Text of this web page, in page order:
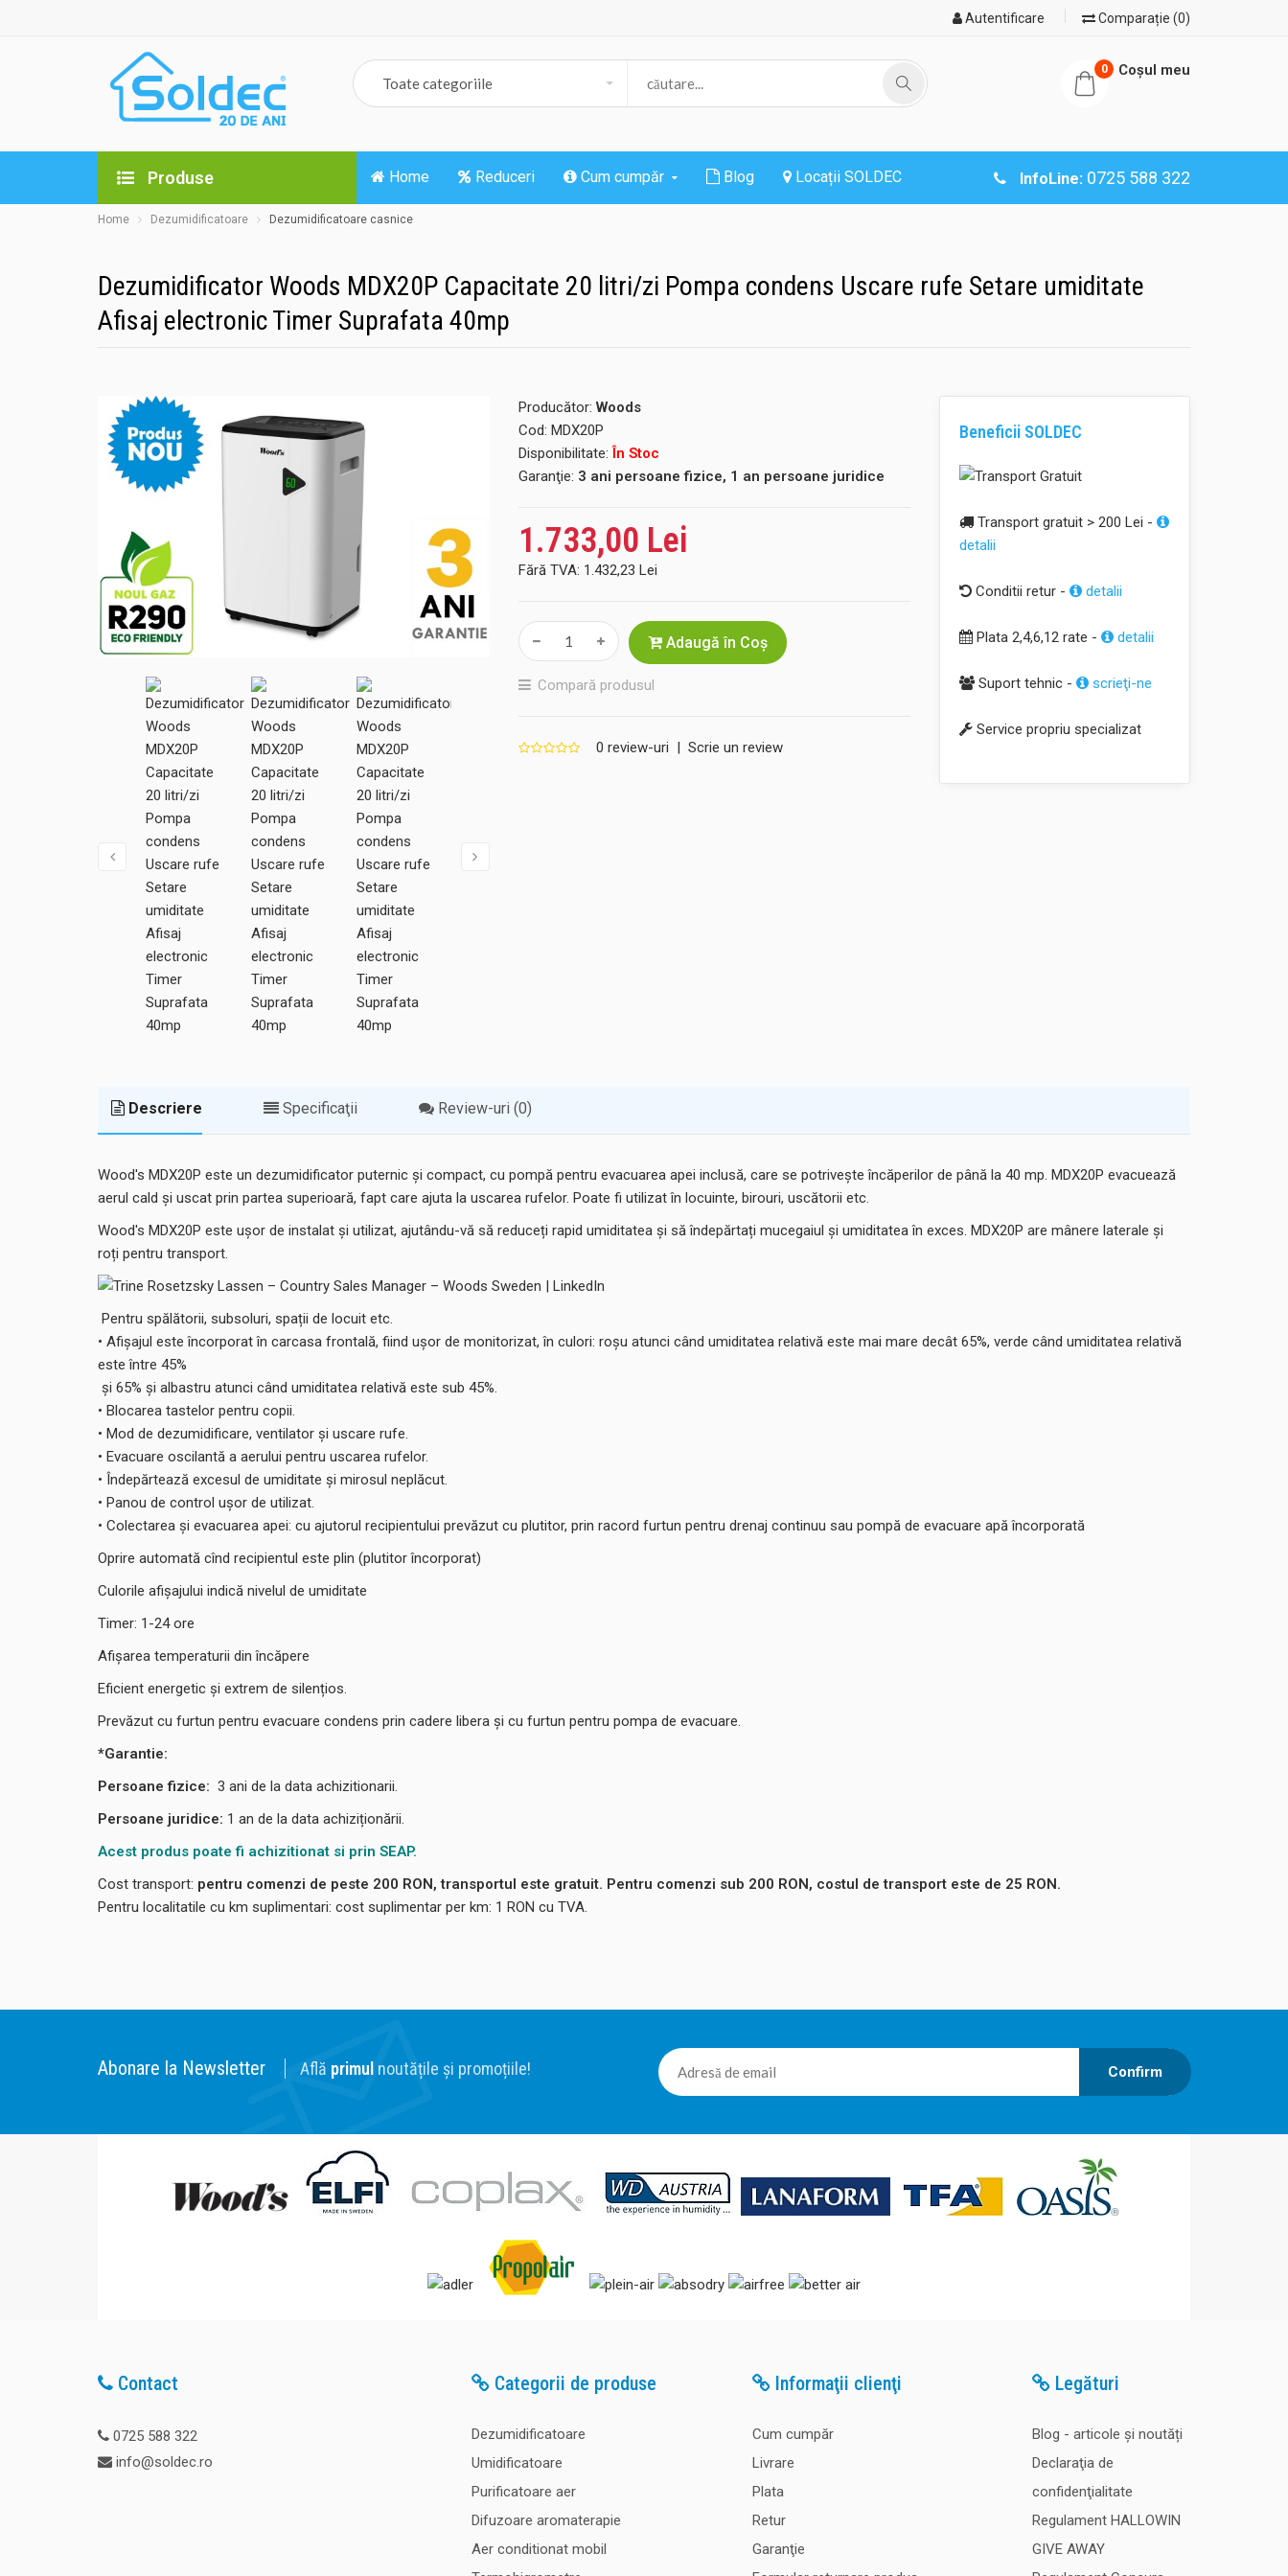
Autentificare Comparație (0)
0 Coşul meu
Produse Home Reduceri Cum cumpăr Blog InfoLine: 0725 588 322
Locații SOLDEC
Home Dezumidificatoare Dezumidificatoare casnice
Dezumidificator Woods MDX20P Capacitate 20 litri/zi Pompa condens Uscare rufe Setare umiditate
Afisaj electronic Timer Suprafata 40mp
Producător: Woods
Cod: MDX20P
Disponibilitate: În Stoc
Garanţie: 3 ani persoane fizice, 1 an persoane juridice
1.733,00 Lei
Fără TVA: 1.432,23 Lei
Adaugă în Coş
Compară produsul
0 review-uri | Scrie un review
Beneficii SOLDEC
Transport gratuit > 200 Lei -
detalii
Conditii retur - detalii
Plata 2,4,6,12 rate - detalii
Suport tehnic - scrieţi-ne
Service propriu specializat
Descriere Specificaţii Review-uri (0)
Wood's MDX20P este un dezumidificator puternic și compact, cu pompă pentru evacuarea apei inclusă, care se potrivește încăperilor de până la 40 mp. MDX20P evacuează
aerul cald și uscat prin partea superioară, fapt care ajuta la uscarea rufelor. Poate fi utilizat în locuinte, birouri, uscătorii etc.
Wood's MDX20P este ușor de instalat și utilizat, ajutându-vă să reduceți rapid umiditatea și să îndepărtați mucegaiul și umiditatea în exces. MDX20P are mânere laterale și
roți pentru transport.
Pentru spălătorii, subsoluri, spații de locuit etc.
• Afișajul este încorporat în carcasa frontală, fiind ușor de monitorizat, în culori: roșu atunci când umiditatea relativă este mai mare decât 65%, verde când umiditatea relativă
este între 45%
și 65% și albastru atunci când umiditatea relativă este sub 45%.
• Blocarea tastelor pentru copii.
• Mod de dezumidificare, ventilator și uscare rufe.
• Evacuare oscilantă a aerului pentru uscarea rufelor.
• Îndepărtează excesul de umiditate și mirosul neplăcut.
• Panou de control ușor de utilizat.
• Colectarea și evacuarea apei: cu ajutorul recipientului prevăzut cu plutitor, prin racord furtun pentru drenaj continuu sau pompă de evacuare apă încorporată
Oprire automată cînd recipientul este plin (plutitor încorporat)
Culorile afișajului indică nivelul de umiditate
Timer: 1-24 ore
Afișarea temperaturii din încăpere
Eficient energetic și extrem de silențios.
Prevăzut cu furtun pentru evacuare condens prin cadere libera și cu furtun pentru pompa de evacuare.
*Garantie:
Persoane fizice: 3 ani de la data achizitionarii.
Persoane juridice: 1 an de la data achiziționării.
Acest produs poate fi achizitionat si prin SEAP.
Cost transport: pentru comenzi de peste 200 RON, transportul este gratuit. Pentru comenzi sub 200 RON, costul de transport este de 25 RON.
Pentru localitatile cu km suplimentari: cost suplimentar per km: 1 RON cu TVA.
Abonare la Newsletter Află primul noutățile și promoțiile! Confirm
Contact
0725 588 322
info@soldec.ro
Categorii de produse
Dezumidificatoare
Umidificatoare
Purificatoare aer
Difuzoare aromaterapie
Aer conditionat mobil
Informaţii clienţi
Cum cumpăr
Livrare
Plata
Retur
Garanţie
Legături
Blog - articole și noutăți
Declaraţia de
confidenţialitate
Regulament HALLOWIN
GIVE AWAY